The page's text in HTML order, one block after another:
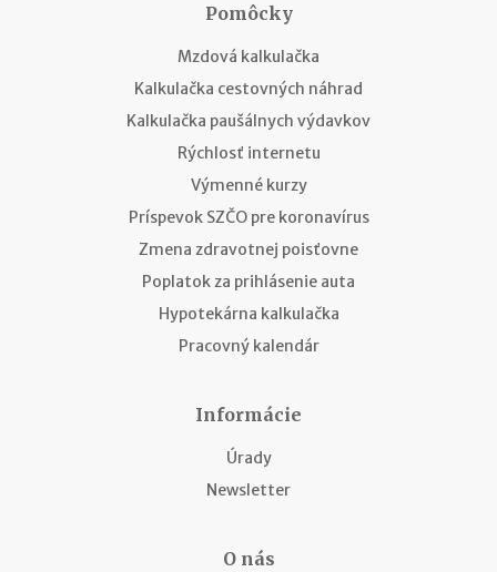
Pomôcky
Mzdová kalkulačka
Kalkulačka cestovných náhrad
Kalkulačka paušálnych výdavkov
Rýchlosť internetu
Výmenné kurzy
Príspevok SZČO pre koronavírus
Zmena zdravotnej poisťovne
Poplatok za prihlásenie auta
Hypotekárna kalkulačka
Pracovný kalendár
Informácie
Úrady
Newsletter
O nás